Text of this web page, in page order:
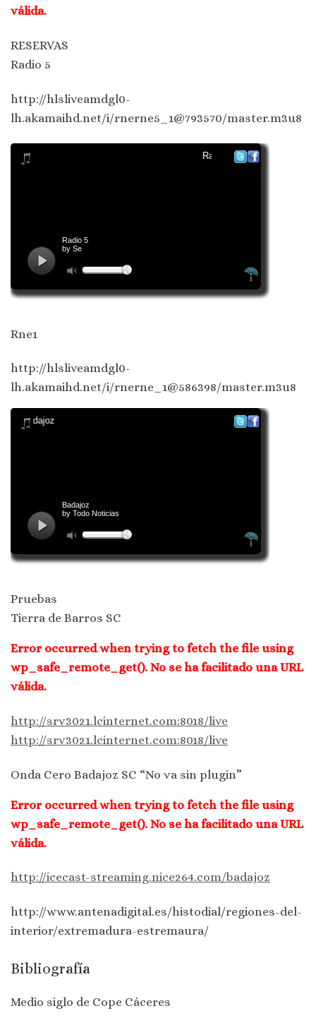
válida.
RESERVAS
Radio 5
http://hlsliveamdgl0-
lh.akamaihd.net/i/rnerne5_1@793570/master.m3u8
Rne1
http://hlsliveamdgl0-
lh.akamaihd.net/i/rnerne_1@586398/master.m3u8
Pruebas
Tierra de Barros SC
Error occurred when trying to fetch the file using
wp_safe_remote_get(). No se ha facilitado una URL
válida.
http://srv3021.lcinternet.com:8018/live
http://srv3021.lcinternet.com:8018/live
Onda Cero Badajoz SC “No va sin plugin”
Error occurred when trying to fetch the file using
wp_safe_remote_get(). No se ha facilitado una URL
válida.
http://icecast-streaming.nice264.com/badajoz
http://www.antenadigital.es/histodial/regiones-del-
interior/extremadura-estremaura/
Bibliografía
Medio siglo de Cope Cáceres